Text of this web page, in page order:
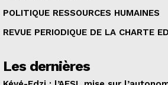
POLITIQUE RESSOURCES HUMAINES
REVUE PERIODIQUE DE LA CHARTE
Les dernières